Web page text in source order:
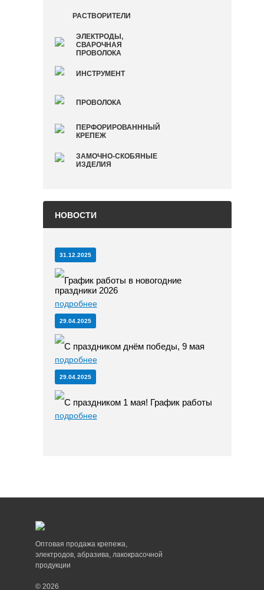
РАСТВОРИТЕЛИ
ЭЛЕКТРОДЫ,
СВАРОЧНАЯ
ПРОВОЛОКА
ИНСТРУМЕНТ
ПРОВОЛОКА
ПЕРФОРИРОВАНННЫЙ
КРЕПЕЖ
ЗАМОЧНО-СКОБЯНЫЕ
ИЗДЕЛИЯ
НОВОСТИ
31.12.2025
График работы в новогодние
праздники 2026
подробнее
29.04.2025
С праздником днём победы, 9 мая
подробнее
29.04.2025
С праздником 1 мая! График работы
подробнее
Оптовая продажа крепежа,
электродов, абразива, лакокрасочной
продукции
© 2026